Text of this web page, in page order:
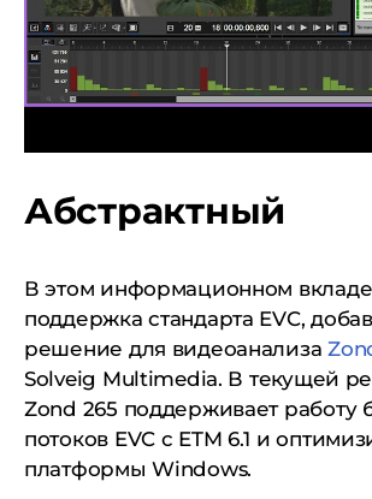
Абстрактный
В этом информационном
поддержка стандарта EVC,
решение для видеоанализа
Solveig Multimedia. В текущей
Zond 265 поддерживает работу
потоков EVC с ETM 6.1 и
платформы Windows.